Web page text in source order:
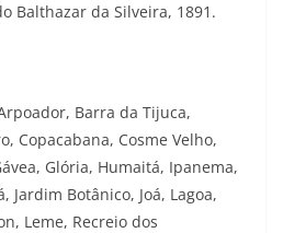
Balthazar da Silveira, 1891.
Barra da Tijuca,
Copacabana, Cosme Velho,
Glória, Humaitá, Ipanema,
Jardim Botânico, Joá, Lagoa,
Leme, Recreio dos